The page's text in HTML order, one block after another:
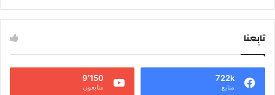
تابِعنا
722k
متابع
9٬150
متابعون